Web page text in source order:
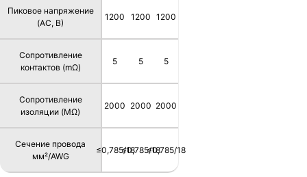
Пиковое напряжение
(AC, В)
Сопротивление
контактов (mΩ)
Сопротивление
изоляции (MΩ)
Сечение провода
мм²/AWG
1200
5
2000
≤0,785/18
1200
5
2000
≤0,785/18
1200
5
2000
≤0,785/18